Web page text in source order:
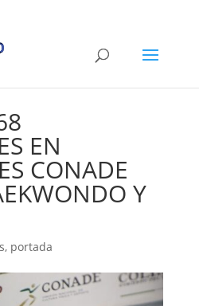
EN
CONADE
Y
, portada